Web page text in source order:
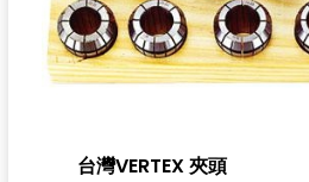
台灣VERTEX 夾頭